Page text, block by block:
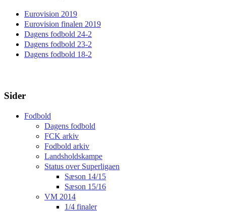
Eurovision 2019
Eurovision finalen 2019
Dagens fodbold 24-2
Dagens fodbold 23-2
Dagens fodbold 18-2
Sider
Fodbold
Dagens fodbold
FCK arkiv
Fodbold arkiv
Landsholdskampe
Status over Superligaen
Sæson 14/15
Sæson 15/16
VM 2014
1/4 finaler